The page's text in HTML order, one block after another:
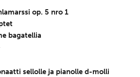
op. 5 nro 1
bagatellia
sellolle ja pianolle d-molli